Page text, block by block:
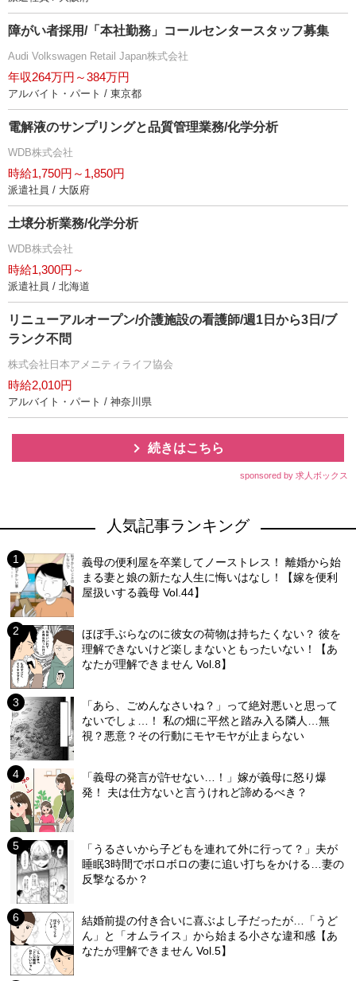
障がい者採用/「本社勤務」コールセンタースタッフ募集
Audi Volkswagen Retail Japan株式会社
年収264万円～384万円
アルバイト・パート / 東京都
電解液のサンプリングと品質管理業務/化学分析
WDB株式会社
時給1,750円～1,850円
派遣社員 / 大阪府
土壌分析業務/化学分析
WDB株式会社
時給1,300円～
派遣社員 / 北海道
リニューアルオープン/介護施設の看護師/週1日から3日/ブ
ランク不問
株式会社日本アメニティライフ協会
時給2,010円
アルバイト・パート / 神奈川県
続きはこちら
sponsored by 求人ボックス
人気記事ランキング
義母の便利屋を卒業してノーストレス！ 離婚から始
まる妻と娘の新たな人生に悔いはなし！【嫁を便利
屋扱いする義母 Vol.44】
ほぼ手ぶらなのに彼女の荷物は持ちたくない？ 彼を
理解できないけど楽しまないともったいない！【あ
なたが理解できません Vol.8】
「あら、ごめんなさいね？」って絶対悪いと思って
ないでしょ…！ 私の畑に平然と踏み入る隣人…無
視？悪意？その行動にモヤモヤが止まらない
「義母の発言が許せない…！」嫁が義母に怒り爆
発！ 夫は仕方ないと言うけれど諦めるべき？
「うるさいから子どもを連れて外に行って？」夫が
睡眠3時間でボロボロの妻に追い打ちをかける…妻の
反撃なるか？
結婚前提の付き合いに喜ぶよし子だったが…「うど
ん」と「オムライス」から始まる小さな違和感【あ
なたが理解できません Vol.5】